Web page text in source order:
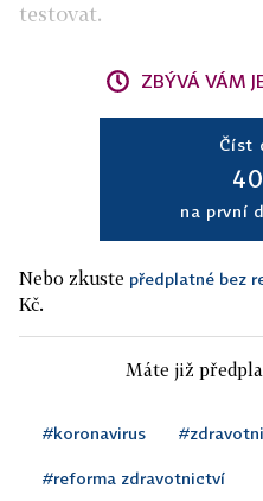
testovat.
ZBÝVÁ VÁM
Číst
na první
Nebo zkuste předplatné bez
Kč.
Máte již
#koronavirus
#reforma zdravotnictví